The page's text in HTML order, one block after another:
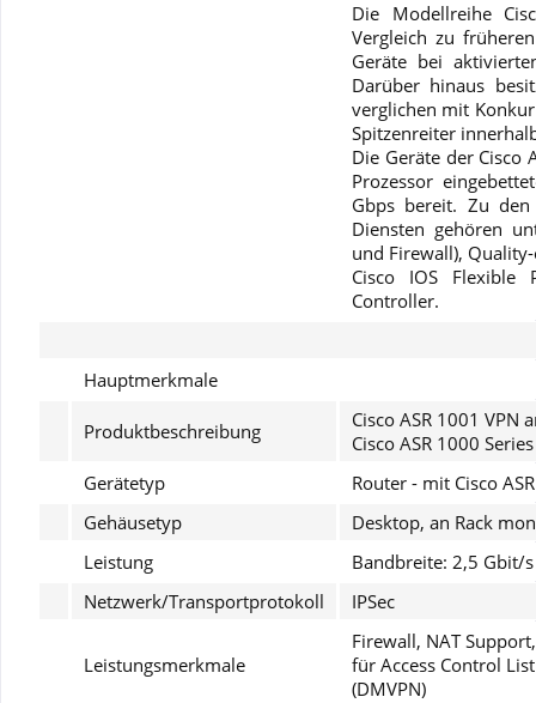
entender y estar
Die Modellreihe
Vergleich zu
Geräte bei
Darüber hinaus
verglichen mit
Spitzenreiter
Die Geräte der Cisco
Prozessor
Gbps bereit. Zu den
Diensten gehören
und Firewall),
Cisco IOS Flexible
Controller.
Hauptmerkmale
Produktbeschreibung
Cisco ASR 1001
Cisco ASR 1000
Gerätetyp
Router - mit Cisco
Gehäusetyp
Desktop, an Rack
Leistung
Bandbreite: 2,5 Gbit/s
Netzwerk/Transportprotokoll
IPSec
Leistungsmerkmale
Firewall, NAT
für Access Control
(DMVPN)